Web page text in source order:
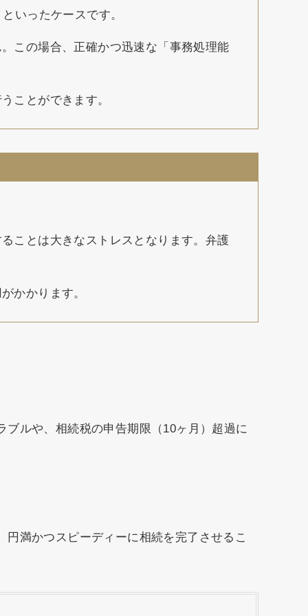
いったケースです。
この場合、正確かつ迅速な「事務処理能
ことができます。
ことは大きなストレスとなります。弁護
かかります。
ルや、相続税の申告期限（10ヶ月）超過に
満かつスピーディーに相続を完了させるこ